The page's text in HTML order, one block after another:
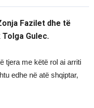
Fazilet dhe të
Gulec.
tjera me këtë rol ai arriti
edhe në atë shqiptar,